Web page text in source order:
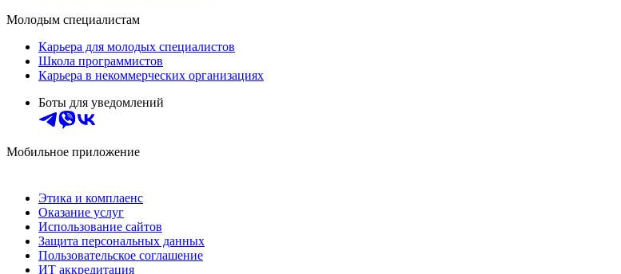
Молодым специалистам
Карьера для молодых специалистов
Школа программистов
Карьера в некоммерческих организациях
Боты для уведомлений
Мобильное приложение
Этика и комплаенс
Оказание услуг
Использование сайтов
Защита персональных данных
Пользовательское соглашение
ИТ аккредитация